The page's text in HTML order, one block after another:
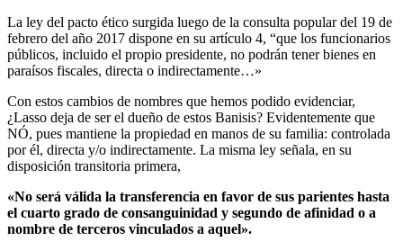
La ley del pacto ético surgida luego de la consulta popular del 19 de
febrero del año 2017 dispone en su artículo 4, “que los funcionarios
públicos, incluido el propio presidente, no podrán tener bienes en
paraísos fiscales, directa o indirectamente…»
Con estos cambios de nombres que hemos podido evidenciar,
¿Lasso deja de ser el dueño de estos Banisis? Evidentemente que
NÓ, pues mantiene la propiedad en manos de su familia: controlada
por él, directa y/o indirectamente. La misma ley señala, en su
disposición transitoria primera,
«No será válida la transferencia en favor de sus parientes hasta
el cuarto grado de consanguinidad y segundo de afinidad o a
nombre de terceros vinculados a aquel».